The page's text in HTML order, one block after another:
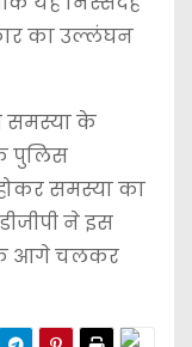
का उल्लंघन
समस्या के
पुलिस
समस्या का
ने इस
कि आगे चलकर